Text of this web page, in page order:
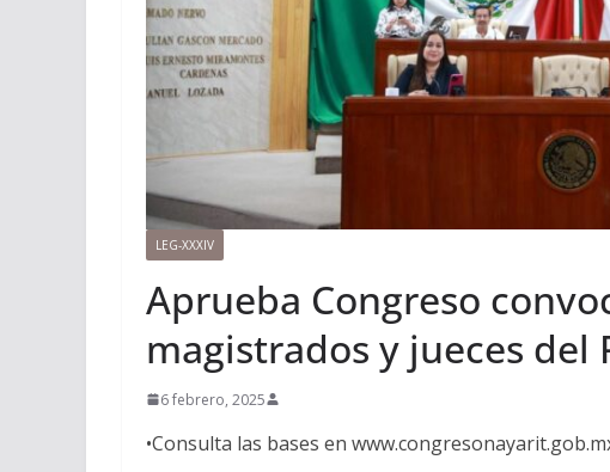
LEG-XXXIV
Aprueba Congreso
magistrados y jueces del
6 febrero, 2025
•Consulta las bases en